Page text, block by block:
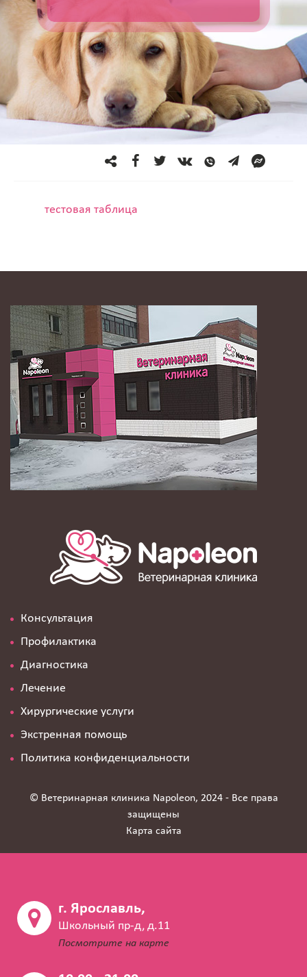
тестовая таблица
Консультация
Профилактика
Диагностика
Лечение
Хирургические услуги
Экстренная помощь
Политика конфиденциальности
© Ветеринарная клиника Napoleon, 2024 - Все права
защищены
Карта сайта
г. Ярославль,
Школьный пр-д, д.11
Посмотрите на карте